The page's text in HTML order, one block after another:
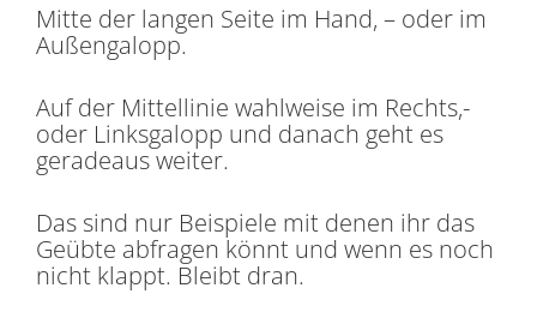
Mitte der langen Seite im Hand, – oder im
Außengalopp.
Auf der Mittellinie wahlweise im Rechts,-
oder Linksgalopp und danach geht es
geradeaus weiter.
Das sind nur Beispiele mit denen ihr das
Geübte abfragen könnt und wenn es noch
nicht klappt. Bleibt dran.